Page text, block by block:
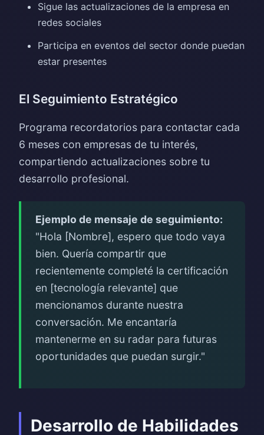
Sigue las actualizaciones de la empresa en
redes sociales
Participa en eventos del sector donde puedan
estar presentes
El Seguimiento Estratégico
Programa recordatorios para contactar cada
6 meses con empresas de tu interés,
compartiendo actualizaciones sobre tu
desarrollo profesional.
Ejemplo de mensaje de seguimiento:
"Hola [Nombre], espero que todo vaya
bien. Quería compartir que
recientemente completé la certificación
en [tecnología relevante] que
mencionamos durante nuestra
conversación. Me encantaría
mantenerme en su radar para futuras
oportunidades que puedan surgir."
Desarrollo de Habilidades